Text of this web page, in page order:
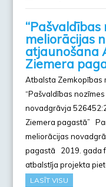
meliorācijas
atjaunošana
Ziemera
Atbalsta Zemkopības
“Pašvaldības
novadgrāvja
Ziemera pagastā”
meliorācijas
pagastā 2019. gada
atbalstīja projekta
LASĪT VISU